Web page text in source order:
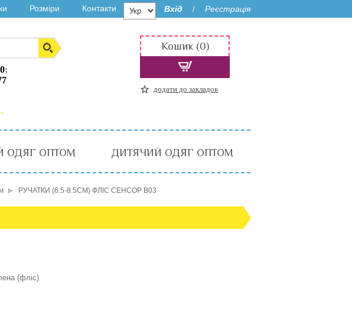
Розміри Контакти Вхід / Реєстрація
;
Кошик (0)
додати до закладок
ОДЯГ ОПТОМ ДИТЯЧИЙ ОДЯГ ОПТОМ
РУЧАТКИ (6.5-8.5СМ) ФЛІС СЕНСОР B03
(фліс)